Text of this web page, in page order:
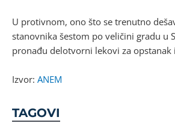
U protivnom, ono što se trenutno
stanovnika šestom po veličini gradu u
pronađu delotvorni lekovi za
Izvor: ANEM
TAGOVI